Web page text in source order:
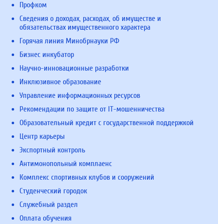
Профком
Сведения о доходах, расходах, об имуществе и
обязательствах имущественного характера
Горячая линия Минобрнауки РФ
Бизнес инкубатор
Научно-инновационные разработки
Инклюзивное образование
Управление информационных ресурсов
Рекомендации по защите от IT-мошенничества
Образовательный кредит с государственной поддержкой
Центр карьеры
Экспортный контроль
Антимонопольный комплаенс
Комплекс спортивных клубов и сооружений
Студенческий городок
Служебный раздел
Оплата обучения